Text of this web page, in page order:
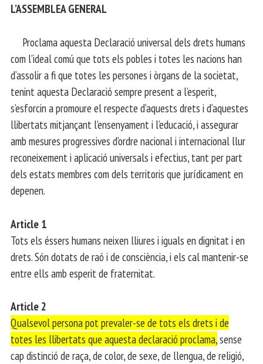
L’ASSEMBLEA GENERAL
Proclama aquesta Declaració universal dels drets humans
com l’ideal comú que tots els pobles i totes les nacions han
d’assolir a fi que totes les persones i òrgans de la societat,
tenint aquesta Declaració sempre present a l’esperit,
s’esforcin a promoure el respecte d’aquests drets i d’aquestes
llibertats mitjançant l’ensenyament i l’educació, i assegurar
amb mesures progressives d’ordre nacional i internacional llur
reconeixement i aplicació universals i efectius, tant per part
dels estats membres com dels territoris que jurídicament en
depenen.
Article 1
Tots els éssers humans neixen lliures i iguals en dignitat i en
drets. Són dotats de raó i de consciència, i els cal mantenir-se
entre ells amb esperit de fraternitat.
Article 2
Qualsevol persona pot prevaler-se de tots els drets i de
totes les llibertats que aquesta declaració proclama,sense
cap distinció de raça, de color, de sexe, de llengua, de religió,